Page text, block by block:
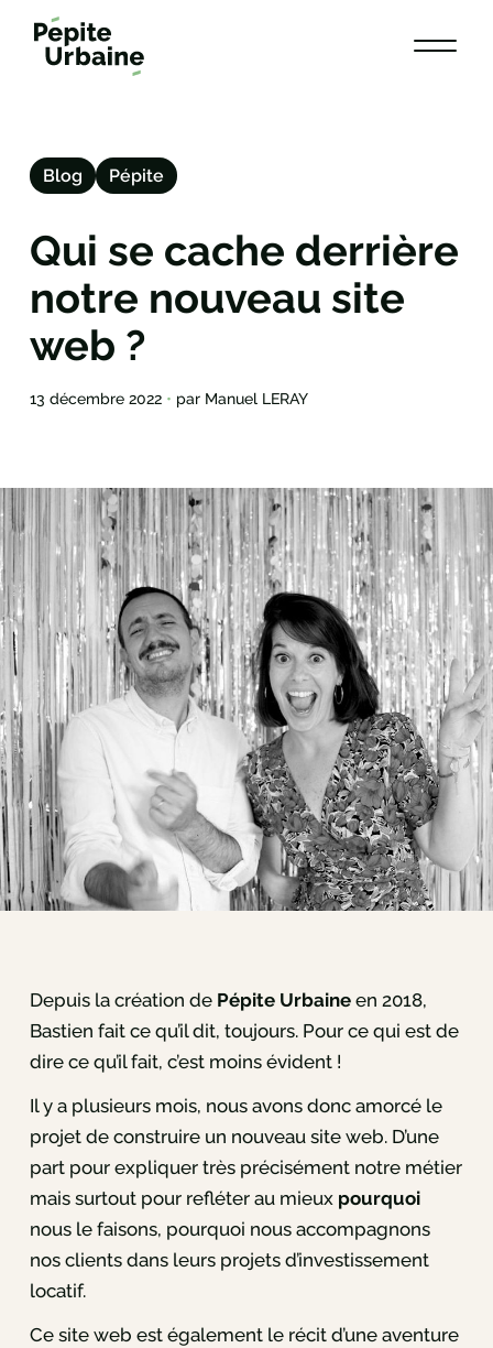
contenu
Nantes
Rennes
Lorient
Témoignages
Investissement locatif
Gestion / Location
Gestion privée
FAQ
Blog Pépite
Qui se cache derrière
notre nouveau site
web ?
13 décembre 2022 • par Manuel LERAY
Depuis la création de Pépite Urbaine en 2018,
Bastien fait ce qu’il dit, toujours. Pour ce qui est de
dire ce qu’il fait, c’est moins évident !
Il y a plusieurs mois, nous avons donc amorcé le
projet de construire un nouveau site web. D’une
part pour expliquer très précisément notre métier
mais surtout pour refléter au mieux pourquoi
nous le faisons, pourquoi nous accompagnons
nos clients dans leurs projets d’investissement
locatif.
Ce site web est également le récit d’une aventure